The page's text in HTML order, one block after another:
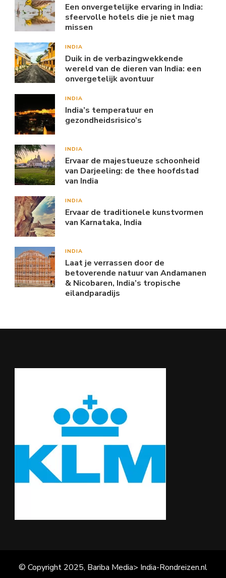
Een onvergetelijke ervaring in India:
sfeervolle hotels die je niet mag
missen
INDIA
Duik in de verbazingwekkende
wereld van de dieren van India: een
onvergetelijk avontuur
INDIA
India’s temperatuur en
gezondheidsrisico’s
INDIA
Ervaar de majestueuze schoonheid
van Darjeeling: de thee hoofdstad
van India
INDIA
Ervaar de traditionele kunstvormen
van Karnataka, India
INDIA
Laat je verrassen door de
betoverende natuur van Andamanen
& Nicobaren, India’s tropische
eilandparadijs
© Copyright 2025, Bariba Media> India-Rondreizen.nl